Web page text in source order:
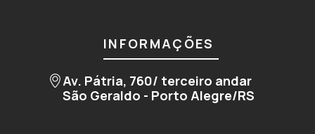
INFORMAÇÕES
Av. Pátria, 760/ terceiro andar
São Geraldo - Porto Alegre/RS